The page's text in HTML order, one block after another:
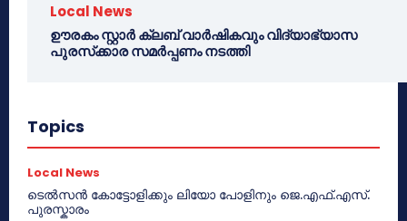
Local News
ഊരകം സ്റ്റാർ ക്ലബ് വാർഷികവും വിദ്യാഭ്യാസ
പുരസ്‌ക്കാര സമർപ്പണം നടത്തി
Topics
Local News
ടെൽസൻ കോട്ടോളിക്കും ലിയോ പോളിനും ജെ.എഫ്.എസ്.
പുരസ്കാരം